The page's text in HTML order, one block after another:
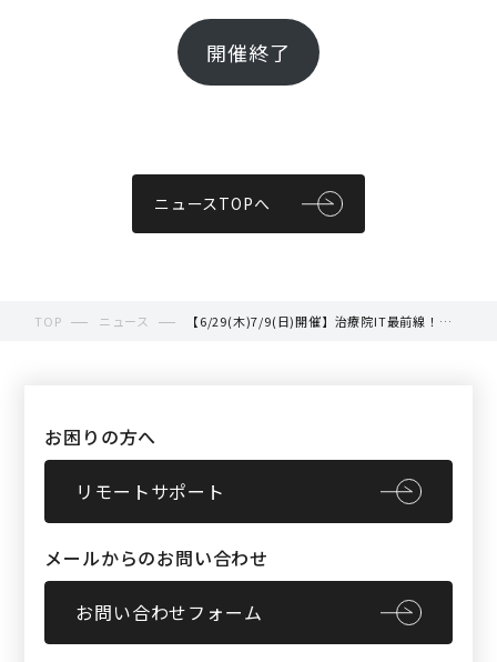
開催終了
ニュースTOPへ
TOP ニュース
【6/29(木)7/9(日)開催】治療院IT最前線！現
お困りの方へ
リモートサポート
メールからのお問い合わせ
お問い合わせフォーム